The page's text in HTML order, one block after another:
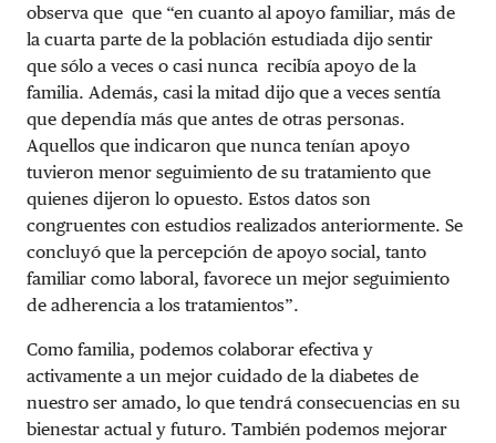
observa que que “en cuanto al apoyo familiar, más de
la cuarta parte de la población estudiada dijo sentir
que sólo a veces o casi nunca recibía apoyo de la
familia. Además, casi la mitad dijo que a veces sentía
que dependía más que antes de otras personas.
Aquellos que indicaron que nunca tenían apoyo
tuvieron menor seguimiento de su tratamiento que
quienes dijeron lo opuesto. Estos datos son
congruentes con estudios realizados anteriormente. Se
concluyó que la percepción de apoyo social, tanto
familiar como laboral, favorece un mejor seguimiento
de adherencia a los tratamientos”.
Como familia, podemos colaborar efectiva y
activamente a un mejor cuidado de la diabetes de
nuestro ser amado, lo que tendrá consecuencias en su
bienestar actual y futuro. También podemos mejorar